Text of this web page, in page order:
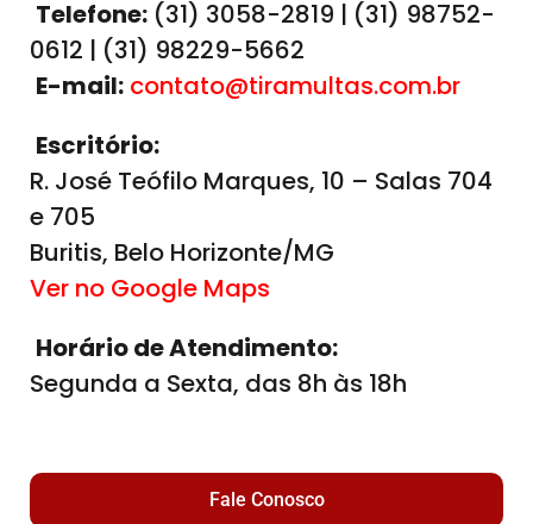
Telefone: (31) 3058-2819 | (31) 98752-
0612 | (31) 98229-5662
E-mail: contato@tiramultas.com.br
Escritório:
R. José Teófilo Marques, 10 – Salas 704
e 705
Buritis, Belo Horizonte/MG
Ver no Google Maps
Horário de Atendimento:
Segunda a Sexta, das 8h às 18h
Fale Conosco